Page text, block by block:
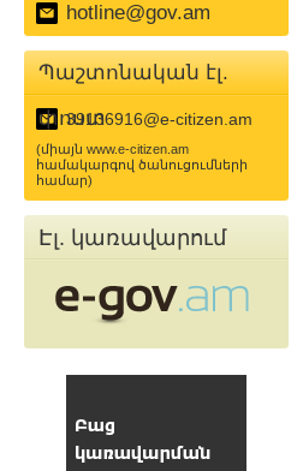
hotline@gov.am
Պաշտոնական էլ.
փոստ
39136916@e-citizen.am
(միայն www.e-citizen.am
համակարգով ծանուցումների
համար)
Էլ. կառավարում